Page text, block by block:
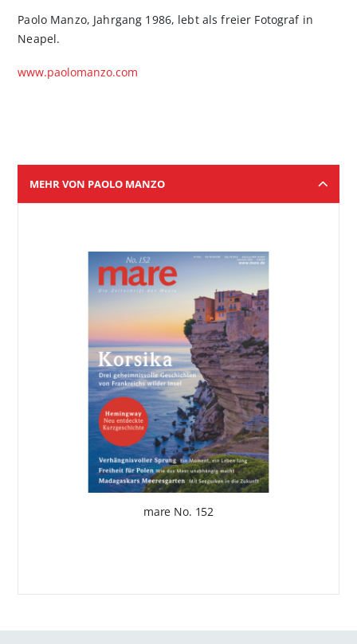
Paolo Manzo, Jahrgang 1986, lebt als freier Fotograf in
Neapel.
www.paolomanzo.com
MEHR VON PAOLO MANZO
mare No. 152